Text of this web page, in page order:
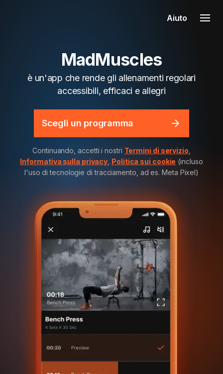
Aiuto
MadMuscles
è un'app che rende gli allenamenti regolari
accessibili, efficaci e allegri
Scegli un programma
Continuando, accetti i nostri Termini di servizio
Informativa sulla privacy Politica sui cookie (incluso
l'uso di tecnologie di tracciamento, ad es. Meta Pixel)